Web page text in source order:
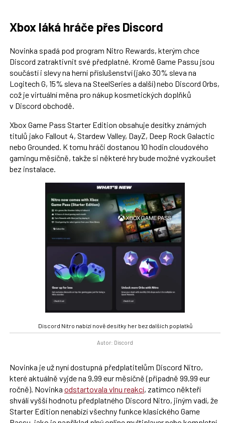
Xbox láká hráče přes Discord
Novinka spadá pod program Nitro Rewards, kterým chce
Discord zatraktivnit své předplatné. Kromě Game Passu jsou
součástí i slevy na herní příslušenství (jako 30% sleva na
Logitech G, 15% sleva na SteelSeries a další) nebo Discord Orbs,
což je virtuální měna pro nákup kosmetických doplňků
v Discord obchodě.
Xbox Game Pass Starter Edition obsahuje desítky známých
titulů jako Fallout 4, Stardew Valley, DayZ, Deep Rock Galactic
nebo Grounded. K tomu hráči dostanou 10 hodin cloudového
gamingu měsíčně, takže si některé hry bude možné vyzkoušet
bez instalace.
Discord Nitro nabízí nově desítky her bez dalších poplatků
Autor: Discord
Novinka je už nyní dostupná předplatitelům Discord Nitro,
které aktuálně vyjde na 9,99 eur měsíčně (případně 99,99 eur
ročně). Novinka odstartovala vlnu reakcí, zatímco někteří
shválí vyšší hodnotu předplatného Discord Nitro, jiným vadí, že
Starter Edition nenabízí všechny funkce klasického Game